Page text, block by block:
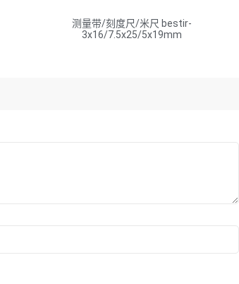
测量带/刻度尺/米尺 bestir-
3x16/7.5x25/5x19mm